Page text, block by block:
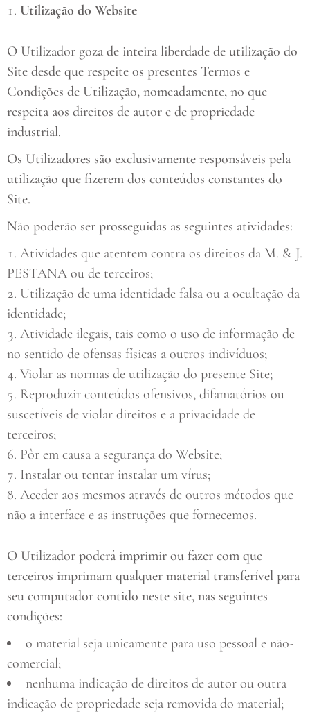
Utilização do Website
O Utilizador goza de inteira liberdade de utilização do
Site desde que respeite os presentes Termos e
Condições de Utilização, nomeadamente, no que
respeita aos direitos de autor e de propriedade
industrial.
Os Utilizadores são exclusivamente responsáveis pela
utilização que fizerem dos conteúdos constantes do
Site.
Não poderão ser prosseguidas as seguintes atividades:
Atividades que atentem contra os direitos da M. & J.
PESTANA ou de terceiros;
Utilização de uma identidade falsa ou a ocultação da
identidade;
Atividade ilegais, tais como o uso de informação de
no sentido de ofensas físicas a outros indivíduos;
Violar as normas de utilização do presente Site;
Reproduzir conteúdos ofensivos, difamatórios ou
suscetíveis de violar direitos e a privacidade de
terceiros;
Pôr em causa a segurança do Website;
Instalar ou tentar instalar um vírus;
Aceder aos mesmos através de outros métodos que
não a interface e as instruções que fornecemos.
O Utilizador poderá imprimir ou fazer com que
terceiros imprimam qualquer material transferível para
seu computador contido neste site, nas seguintes
condições:
o material seja unicamente para uso pessoal e não-
comercial;
nenhuma indicação de direitos de autor ou outra
indicação de propriedade seja removida do material;